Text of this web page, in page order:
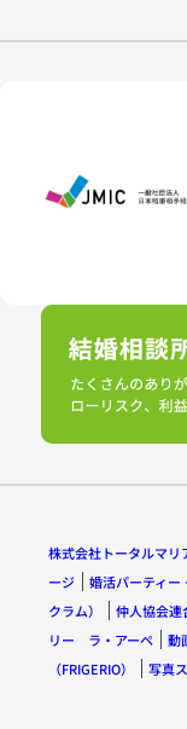
株式会社トータルマリ
ージ
婚活パーティー
クラム）
仲人協会連
リー ラ・アーペ
動
（FRIGERIO）
写真